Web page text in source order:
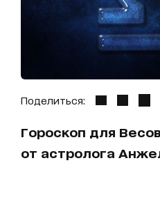
Поделиться:
Гороскоп для
от астролога